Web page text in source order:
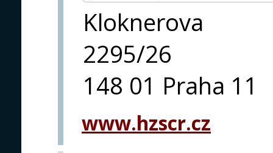
Kloknerova
2295/26
148 01 Praha 11
www.hzscr.cz